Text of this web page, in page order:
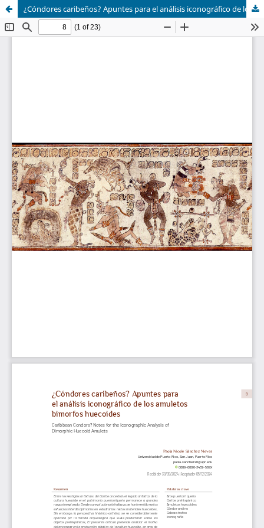
¿Cóndores caribeños? Apuntes para el análisis iconográfico de los amuletos bimorfos huecoides.